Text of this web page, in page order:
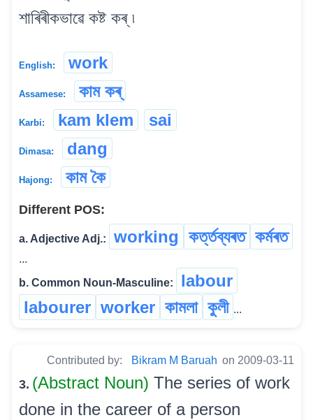
শাৰিৰীকভাৱে কষ্ট কৰ্ ৷
English: work
Assamese: কাম কৰ্
Karbi: kam klem sai
Dimasa: dang
Hajong: কাম কৈ
Different POS:
a. Adjective Adj.: working কৰ্ত্তব্যৰত কৰ্মৰত
...
b. Common Noun-Masculine:
labour
labourer worker কামলা কুলী ...
Contributed by: Bikram M Baruah on 2009-03-11
3. (Abstract Noun) The series of work
done in the career of a person